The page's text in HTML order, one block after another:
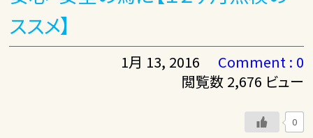
ススメ】
1月 13, 2016
Comment : 0
閲覧数 2,676 ビュー
0